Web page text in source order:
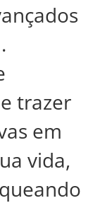
trazer
em
vida,